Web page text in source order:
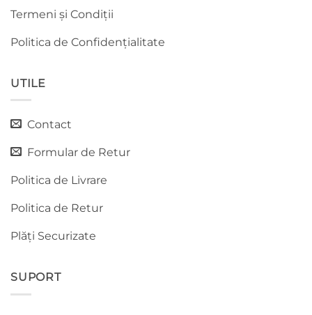
Termeni și Condiții
Politica de Confidențialitate
UTILE
Contact
Formular de Retur
Politica de Livrare
Politica de Retur
Plăți Securizate
SUPORT